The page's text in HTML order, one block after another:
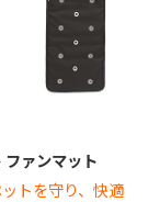
ファンマット
トを守り、快適